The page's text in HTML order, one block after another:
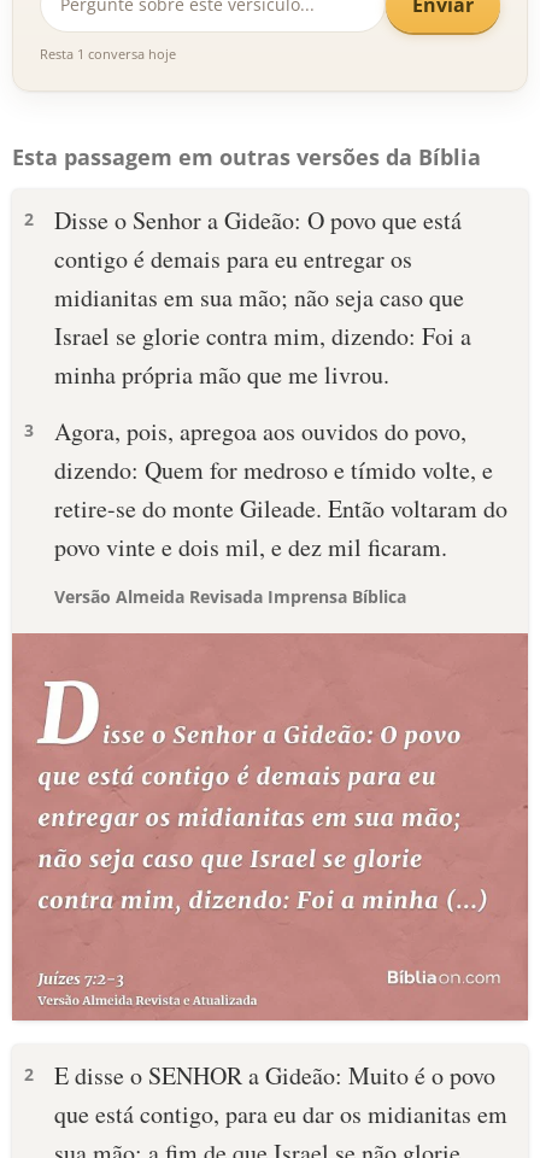
Resta 1 conversa hoje
Esta passagem em outras versões da Bíblia
2
Disse o Senhor a Gideão: O povo que está
contigo é demais para eu entregar os
midianitas em sua mão; não seja caso que
Israel se glorie contra mim, dizendo: Foi a
minha própria mão que me livrou.
3
Agora, pois, apregoa aos ouvidos do povo,
dizendo: Quem for medroso e tímido volte, e
retire-se do monte Gileade. Então voltaram do
povo vinte e dois mil, e dez mil ficaram.
Versão Almeida Revisada Imprensa Bíblica
2
E disse o SENHOR a Gideão: Muito é o povo
que está contigo, para eu dar os midianitas em